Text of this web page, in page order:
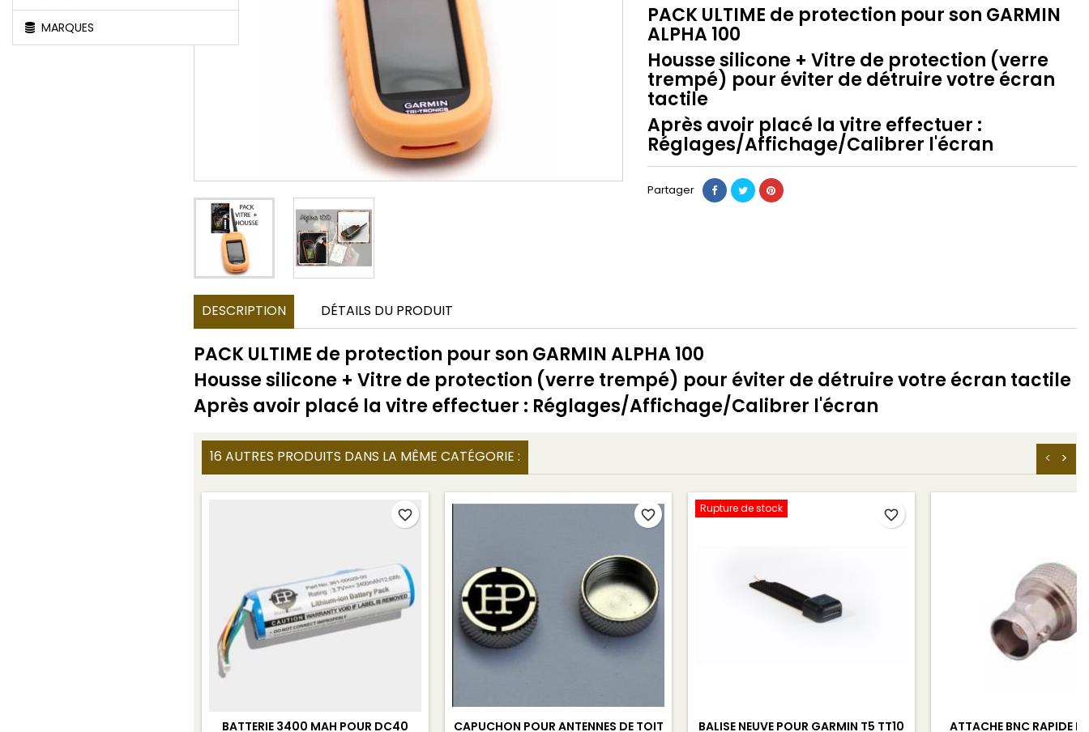
MARQUES PACK ULTIME de protection pour son GARMIN
ALPHA 100
Housse silicone + Vitre de protection (verre
trempé) pour éviter de détruire votre écran
tactile
Après avoir placé la vitre effectuer :
Réglages/Affichage/Calibrer l'écran
Partager
DESCRIPTION DÉTAILS DU PRODUIT
PACK ULTIME de protection pour son GARMIN ALPHA 100
Housse silicone + Vitre de protection (verre trempé) pour éviter de détruire votre écran tactile
Après avoir placé la vitre effectuer : Réglages/Affichage/Calibrer l'écran
16 AUTRES PRODUITS DANS LA MÊME CATÉGORIE : >
<
BATTERIE 3400 MAH POUR DC40
favorite_border
CAPUCHON POUR ANTENNES DE TOIT
favorite_border Rupture de stock
BALISE NEUVE POUR GARMIN T5 TT10
favorite_border
ATTACHE BNC RAPIDE